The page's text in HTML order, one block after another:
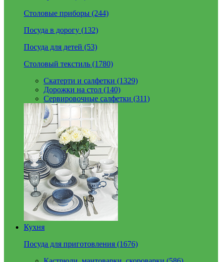
Столовые приборы (244)
Посуда в дорогу (132)
Посуда для детей (53)
Столовый текстиль (1780)
Скатерти и салфетки (1329)
Дорожки на стол (140)
Сервировочные салфетки (311)
Кухня
Посуда для приготовления (1676)